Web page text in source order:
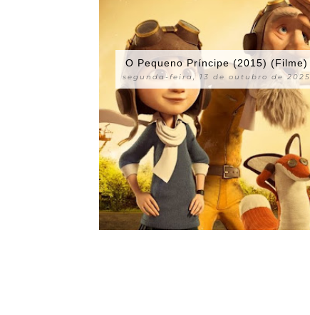
O Pequeno Príncipe (2015) (Filme)
segunda-feira, 13 de outubro de 2025